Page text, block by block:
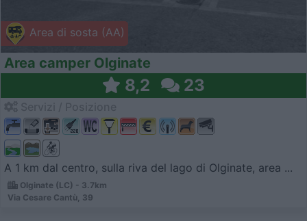
Area di sosta (AA)
Area camper Olginate
8,2 23
A 1 km dal centro, sulla riva del lago di Olginate, area ...
Olginate (LC) - 3.7km
Via Cesare Cantù, 39